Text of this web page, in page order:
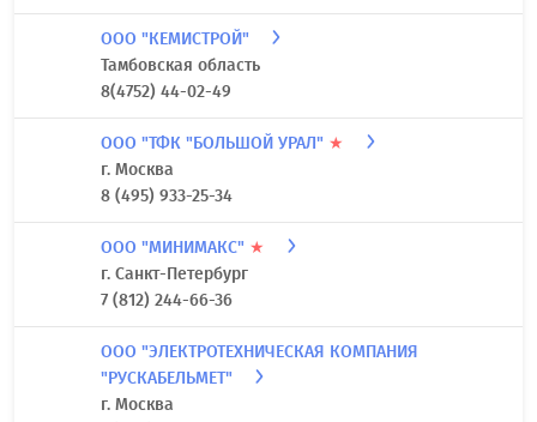
ООО "КЕМИСТРОЙ"
Тамбовская область
8(4752) 44-02-49
ООО "ТФК "БОЛЬШОЙ УРАЛ" ★
г. Москва
8 (495) 933-25-34
ООО "МИНИМАКС" ★
г. Санкт-Петербург
7 (812) 244-66-36
ООО "ЭЛЕКТРОТЕХНИЧЕСКАЯ КОМПАНИЯ
"РУСКАБЕЛЬМЕТ"
г. Москва